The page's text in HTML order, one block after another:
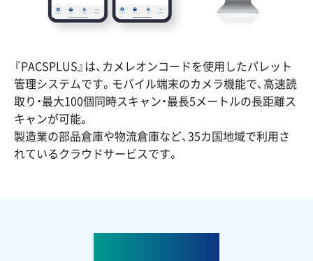
『PACSPLUS』は、カメレオンコードを使用したパレット
管理システムです。モバイル端末のカメラ機能で、高速読
取り・最大100個同時スキャン・最長5メートルの長距離ス
キャンが可能。
製造業の部品倉庫や物流倉庫など、35カ国地域で利用さ
れているクラウドサービスです。